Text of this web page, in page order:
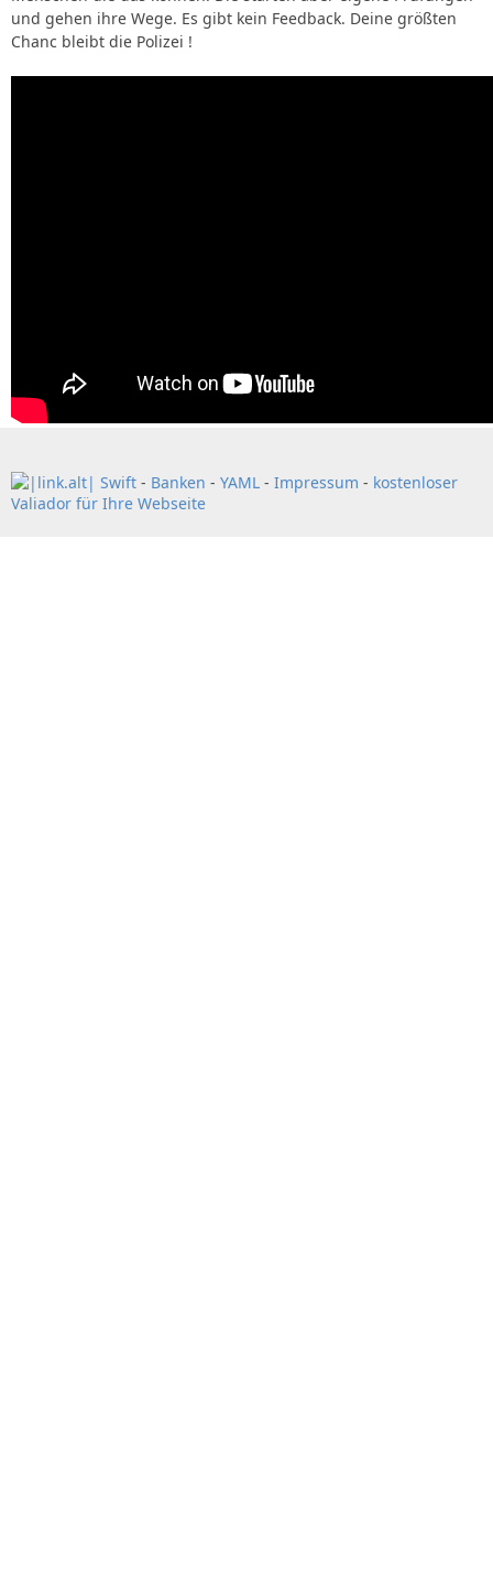
und gehen ihre Wege. Es gibt kein Feedback. Deine größten
Chanc bleibt die Polizei !
Swift - Banken - YAML - Impressum - kostenloser
Valiador für Ihre Webseite